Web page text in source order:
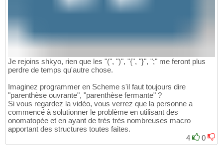
Je rejoins shkyo, rien que les "(", ")", "{", "}", ";" me feront plus
perdre de temps qu'autre chose.
Imaginez programmer en Scheme s'il faut toujours dire
"parenthèse ouvrante", "parenthèse fermante" ?
Si vous regardez la vidéo, vous verrez que la personne a
commencé à solutionner le problème en utilisant des
onomatopée et en ayant de très très nombreuses macro
apportant des structures toutes faites.
4
0